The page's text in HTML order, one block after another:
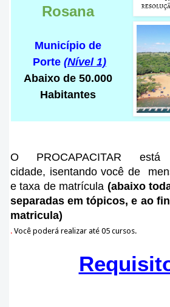
Rosana
Município de
Porte (Nível 1)
Abaixo de 50.000
Habitantes
O PROCAPACITAR
cidade, isentando você de
e taxa de matrícula (abaixo
separadas em tópicos, e ao
matricula)
. Você poderá realizar até 05 cursos.